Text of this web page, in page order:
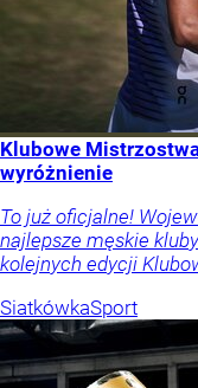
Klubowe
wyróżnienie
To już oficjalne!
najlepsze męskie
kolejnych edycji
SiatkówkaSport